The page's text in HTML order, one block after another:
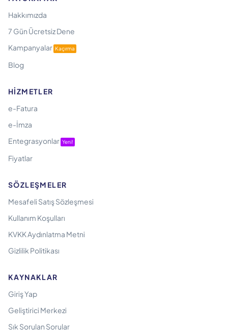
Hakkımızda
7 Gün Ücretsiz Dene
Kampanyalar Kaçırma
Blog
HIZMETLER
e-Fatura
e-İmza
Entegrasyonlar Yeni!
Fiyatlar
SÖZLEŞMELER
Mesafeli Satış Sözleşmesi
Kullanım Koşulları
KVKK Aydınlatma Metni
Gizlilik Politikası
KAYNAKLAR
Giriş Yap
Geliştirici Merkezi
Sık Sorulan Sorular